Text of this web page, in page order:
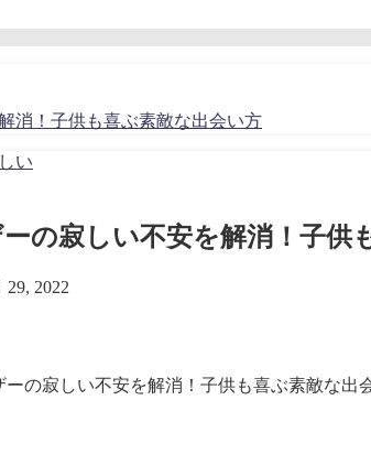
消！子供も喜ぶ素敵な出会い方
い
の寂しい不安を解消！子供
29, 2022